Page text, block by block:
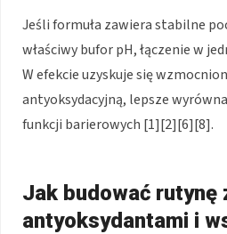
Jeśli formuła zawiera stabilne
właściwy bufor pH, łączenie w
W efekcie uzyskuje się
antyoksydacyjną, lepsze
funkcji barierowych [1][2][6][8].
Jak budować rutynę
antyoksydantami i